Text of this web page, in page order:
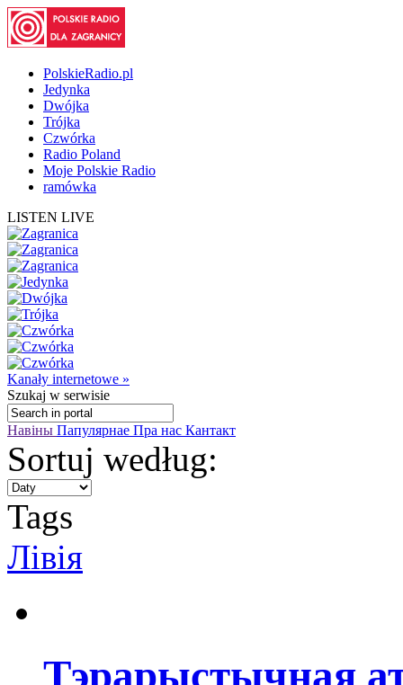
PolskieRadio.pl
Jedynka
Dwójka
Trójka
Czwórka
Radio Poland
Moje Polskie Radio
ramówka
LISTEN LIVE
Kanały internetowe »
Szukaj w serwisie
Навіны Папулярнае Пра нас Кантакт
Sortuj według:
Tags
Лівія
Тэрарыстычная